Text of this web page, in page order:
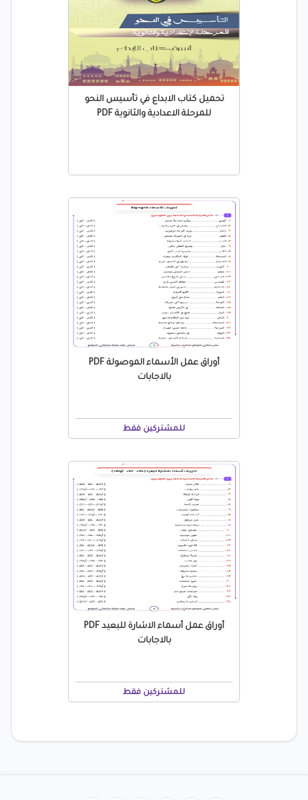
تحميل كتاب الابداع في تأسيس النحو
للمرحلة الاعدادية والثانوية PDF
أوراق عمل الأسماء الموصولة PDF
بالاجابات
للمشتركين فقط
أوراق عمل أسماء الاشارة للبعيد PDF
بالاجابات
للمشتركين فقط